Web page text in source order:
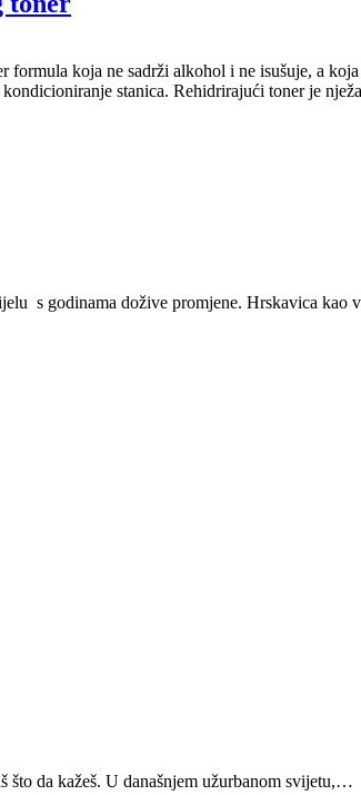
koja ne sadrži alkohol i ne isušuje, a
stanica. Rehidrirajući toner je
s godinama dožive promjene. Hrskavica kao
što da kažeš. U današnjem užurbanom svijetu,…